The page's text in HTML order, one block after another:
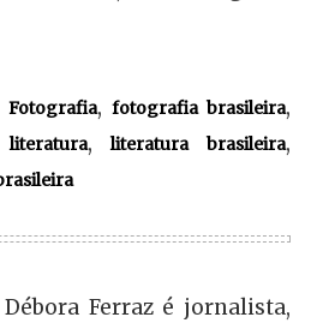
Fotografia, fotografia brasileira,
literatura,literatura brasileira,
Débora Ferraz é jornalista,